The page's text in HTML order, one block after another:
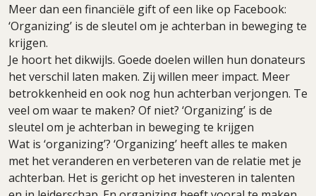
Meer dan een financiële gift of een like op Facebook:
‘Organizing’ is de sleutel om je achterban in beweging te
krijgen.
Je hoort het dikwijls. Goede doelen willen hun donateurs
het verschil laten maken. Zij willen meer impact. Meer
betrokkenheid en ook nog hun achterban verjongen. Te
veel om waar te maken? Of niet? ‘Organizing’ is de
sleutel om je achterban in beweging te krijgen
Wat is ‘organizing’? ‘Organizing’ heeft alles te maken
met het veranderen en verbeteren van de relatie met je
achterban. Het is gericht op het investeren in talenten